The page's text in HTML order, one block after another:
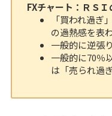
FXチャート：ＲＳ
「買われ過
の過熱感を表
一般的に逆張
一般的に70％
は「売られ過